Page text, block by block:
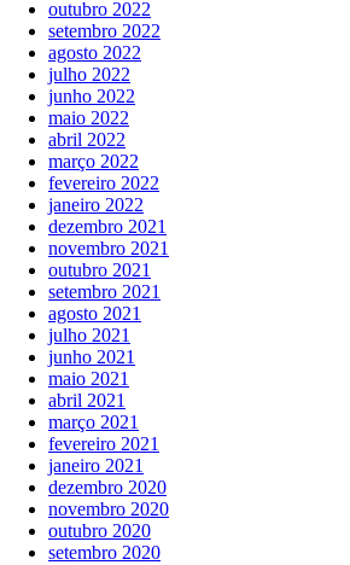
outubro 2022
setembro 2022
agosto 2022
julho 2022
junho 2022
maio 2022
abril 2022
março 2022
fevereiro 2022
janeiro 2022
dezembro 2021
novembro 2021
outubro 2021
setembro 2021
agosto 2021
julho 2021
junho 2021
maio 2021
abril 2021
março 2021
fevereiro 2021
janeiro 2021
dezembro 2020
novembro 2020
outubro 2020
setembro 2020